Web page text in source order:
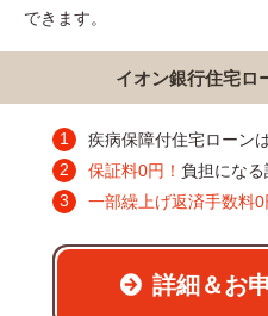
できます。
イオン銀行住宅ロ
疾病保障付住宅ローン
保証料0円！ 負担にな
一部繰上げ返済手数料0
詳細＆お